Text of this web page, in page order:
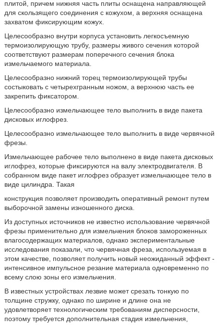
плитой, причем нижняя часть плиты оснащена направляющей
для скользящего соединения с кожухом, а верхняя оснащена
захватом фиксирующим кожух.
Целесообразно внутри корпуса установить легкосъемную
термоизолирующую трубу, размеры живого сечения которой
соответствуют размерам поперечного сечения блока
измельчаемого материала.
Целесообразно нижний торец термоизолирующей трубы
состыковать с четырехгранным ножом, а верхнюю часть ее
закрепить фиксатором.
Целесообразно измельчающее тело выполнить в виде пакета
дисковых иглофрез.
Целесообразно измельчающее тело выполнить в виде червячной
фрезы.
Измельчающее рабочее тело выполнено в виде пакета дисковых
иглофрез, которые фиксируются на валу электродвигателя. В
собранном виде пакет иглофрез образует измельчающее тело в
виде цилиндра. Такая
конструкция позволяет производить оперативный ремонт путем
выборочной замены изношенного диска.
Из доступных источников не известно использование червячной
фрезы применительно для измельчения блоков замороженных
влагосодержащих материалов, однако экспериментальные
исследования показали, что червячная фреза, используемая в
этом качестве, позволяет получить новый неожиданный эффект -
интенсивное импульсное резание материала одновременно по
всему слою зоны его измельчения.
В известных устройствах лезвие может срезать тонкую по
толщине стружку, однако по ширине и длине она не
удовлетворяет технологическим требованиям дисперсности,
поэтому требуется дополнительная стадия измельчения,